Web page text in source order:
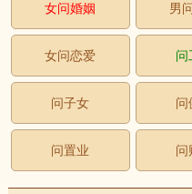
女问婚姻 男
女问恋爱 问
问子女 问
问置业 问